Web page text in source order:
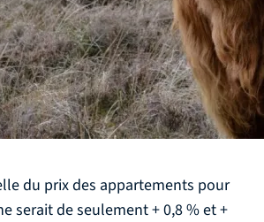
du prix des appartements pour
serait de seulement + 0,8 % et +